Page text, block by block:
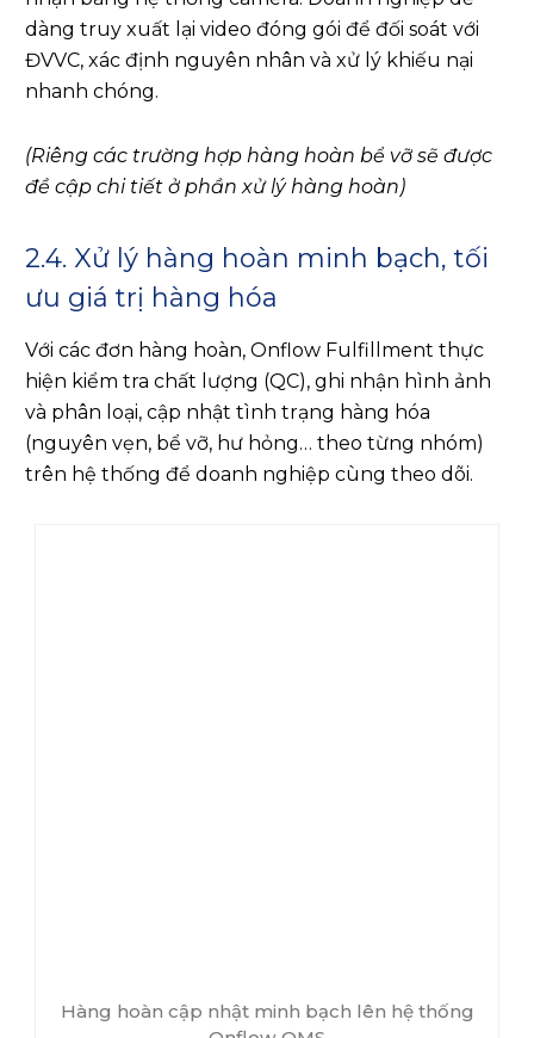
dàng truy xuất lại video đóng gói để đối soát với
ĐVVC, xác định nguyên nhân và xử lý khiếu nại
nhanh chóng.
(Riêng các trường hợp hàng hoàn bể vỡ sẽ được
đề cập chi tiết ở phần xử lý hàng hoàn)
2.4. Xử lý hàng hoàn minh bạch, tối
ưu giá trị hàng hóa
Với các đơn hàng hoàn, Onflow Fulfillment thực
hiện kiểm tra chất lượng (QC), ghi nhận hình ảnh
và phân loại, cập nhật tình trạng hàng hóa
(nguyên vẹn, bể vỡ, hư hỏng… theo từng nhóm)
trên hệ thống để doanh nghiệp cùng theo dõi.
lý theo phương án phù hợp. Onflow Fulfillment